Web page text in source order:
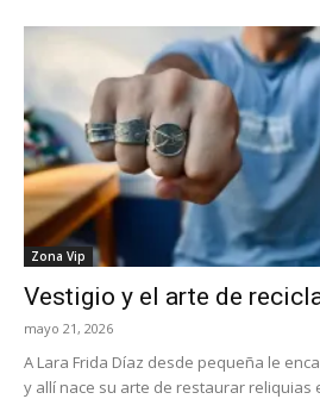
Zona Vip
Vestigio y el arte de
mayo 21, 2026
A Lara Frida Díaz desde pequeña le
y allí nace su arte de restaurar reliquias